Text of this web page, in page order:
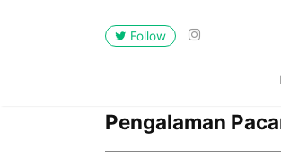
Follow
Pengalaman